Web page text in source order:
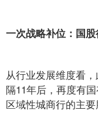
一次战略补位：国
从行业发展维度看
隔11年后，再度有
区域性城商行的主要